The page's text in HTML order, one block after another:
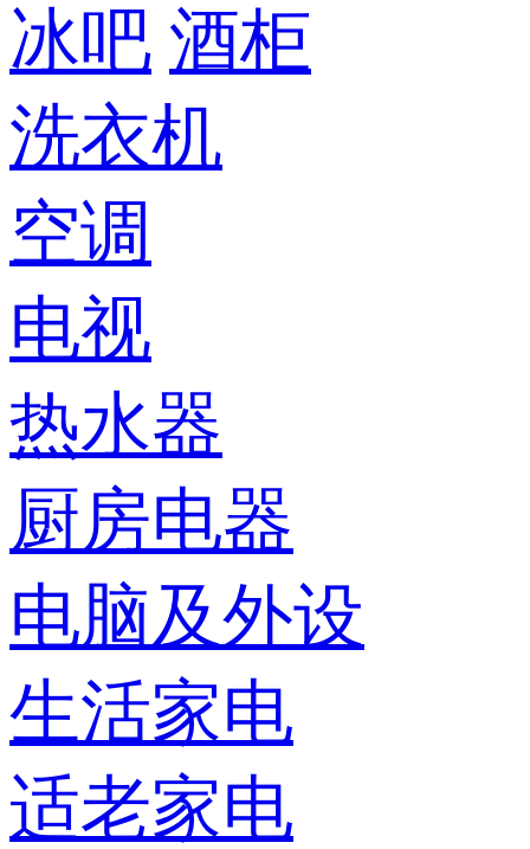
冰吧 酒柜
洗衣机
空调
电视
热水器
厨房电器
电脑及外设
生活家电
适老家电